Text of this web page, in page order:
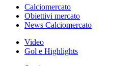
Calciomercato
Obiettivi mercato
News Calciomercato
Video
Gol e Highlights